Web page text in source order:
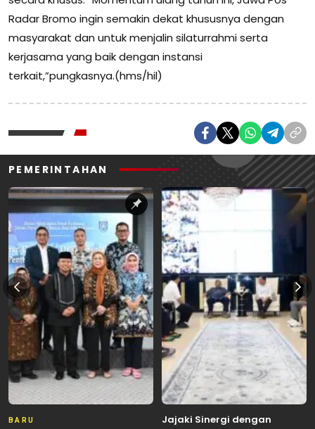
Radar Bromo ingin semakin dekat khususnya dengan
masyarakat dan untuk menjalin silaturrahmi serta
kerjasama yang baik dengan instansi
terkait,”pungkasnya.(hms/hil)
PEMERINTAHAN
BARU
Jajaki Sinergi dengan